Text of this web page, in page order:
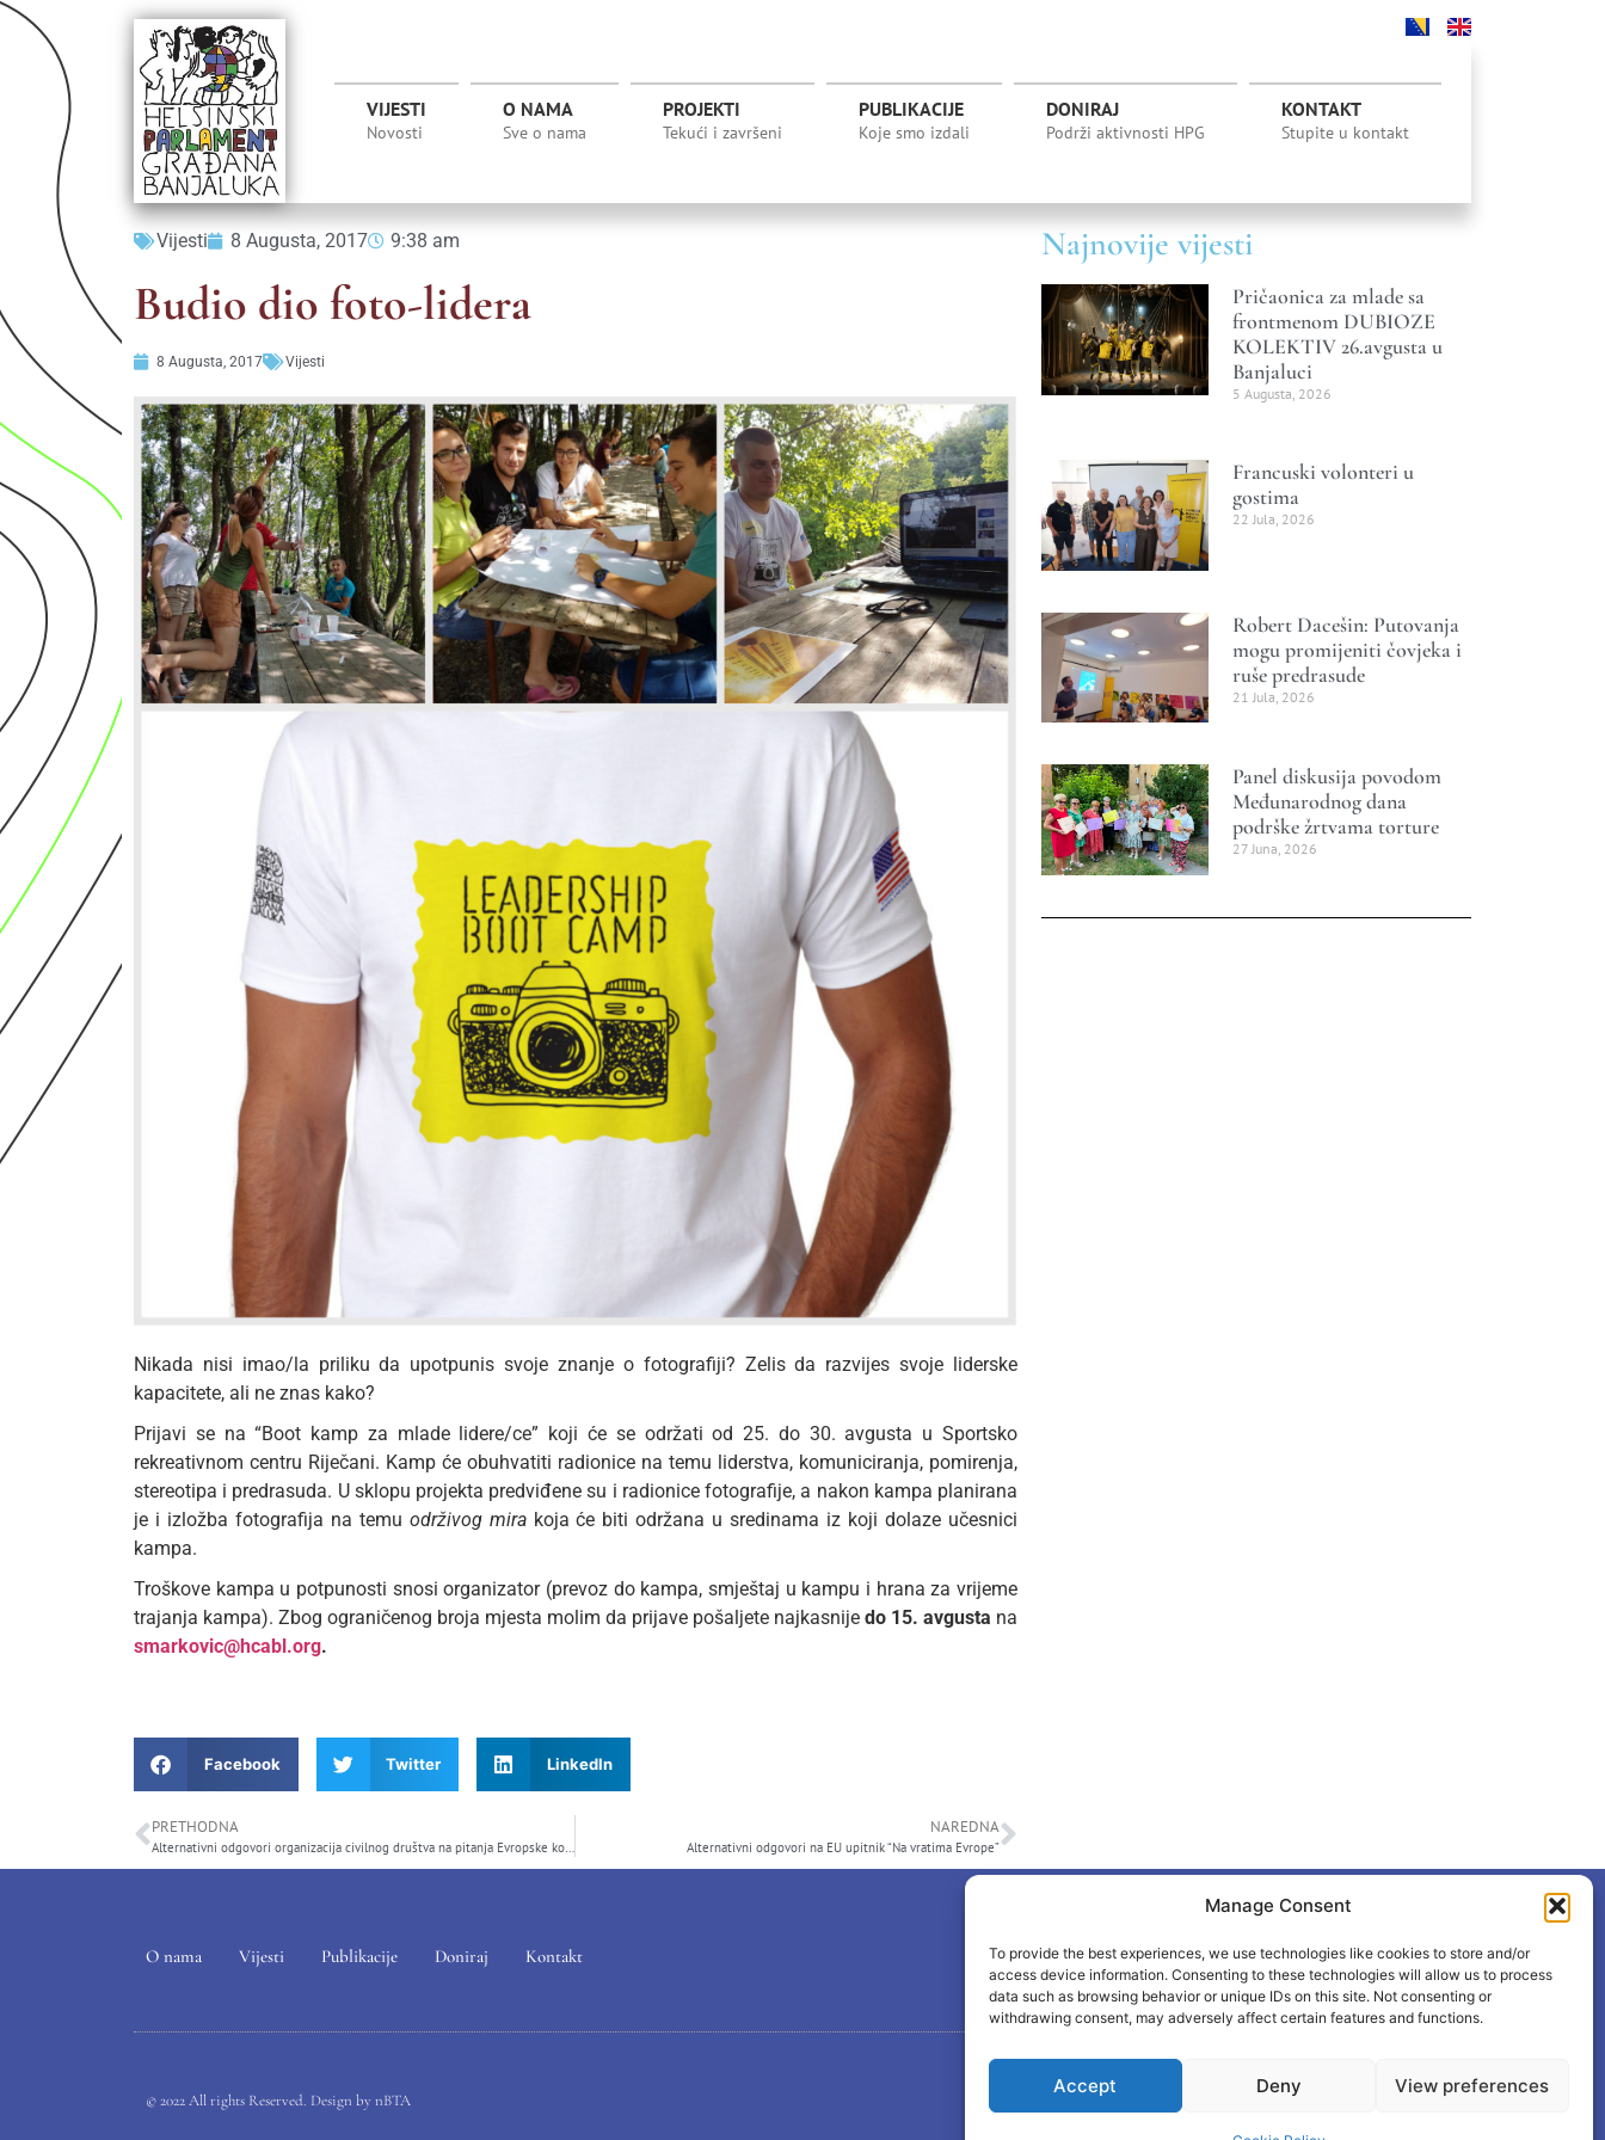
Manage Consent
To provide the best experiences, we use technologies like cookies to store and/or
access device information. Consenting to these technologies will allow us to process
data such as browsing behavior or unique IDs on this site. Not consenting or
withdrawing consent, may adversely affect certain features and functions.
Accept Deny View preferences
VIJESTI
Novosti
O NAMA
Sve o nama
PROJEKTI
Tekući i završeni
PUBLIKACIJE
Koje smo izdali
DONIRAJ
Podrži aktivnosti HPG
KONTAKT
Stupite u kontakt
Vijesti 8 Augusta, 2017 9:38 am
Budio dio foto-lidera
8 Augusta, 2017 Vijesti
Nikada nisi imao/la priliku da upotpunis svoje znanje o fotografiji? Zelis da razvijes svoje liderske
kapacitete, ali ne znas kako?
Prijavi se na “Boot kamp za mlade lidere/ce” koji će se održati od 25. do 30. avgusta u Sportsko
rekreativnom centru Riječani. Kamp će obuhvatiti radionice na temu liderstva, komuniciranja, pomirenja,
stereotipa i predrasuda. U sklopu projekta predviđene su i radionice fotografije, a nakon kampa planirana
je i izložba fotografija na temu održivog mirakoja će biti održana u sredinama iz koji dolaze učesnici
kampa.
Troškove kampa u potpunosti snosi organizator (prevoz do kampa, smještaj u kampu i hrana za vrijeme
trajanja kampa). Zbog ograničenog broja mjesta molim da prijave pošaljete najkasnije do 15. avgusta na
smarkovic@hcabl.org.
Facebook Twitter LinkedIn
PRETHODNA NAREDNA
Alternativni odgovori na EU upitnik “Na vratima Evrope”
Najnovije vijesti
Pričaonica za mlade sa
frontmenom DUBIOZE
KOLEKTIV 26.avgusta u
Banjaluci
5 Augusta, 2026
Francuski volonteri u
gostima
22 Jula, 2026
Robert Dacešin: Putovanja
mogu promijeniti čovjeka i
ruše predrasude
21 Jula, 2026
Panel diskusija povodom
Međunarodnog dana
podrške žrtvama torture
27 Juna, 2026
O nama Vijesti Publikacije Doniraj Kontakt +387 65 615 535 hcabl@blic.net
© 2022 All rights Reserved. Design bynBTA